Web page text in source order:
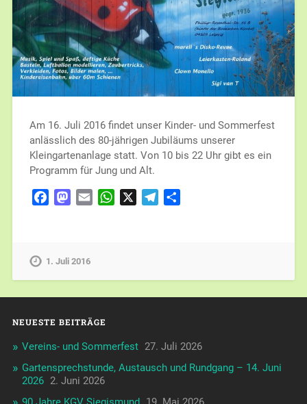
Am 16. Juli 2016 findet unser Kinder- und Sommerfest
anlässlich des 80-jährigen Jubiläums unserer
Kleingartenanlage statt. Von 10 bis 22 Uhr gibt es ein
Programm für Jung und Alt.
FacebookMastodon
Email WhatsApp Telegram
1. Juli 2016
NEUESTE BEITRÄGE
Vereins- und Sommerfest 27. Juli 2026
Gartensprechstunde, Austausch und Rundgang – 14. Juni
2026 2. Juni 2026